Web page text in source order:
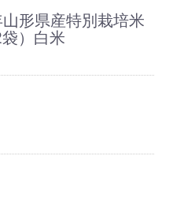
形県産特別栽培米
）白米